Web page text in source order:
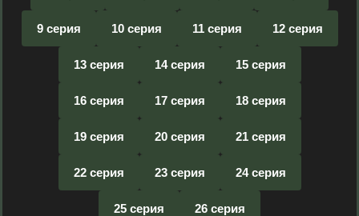
9 серия 10 серия 11 серия 12 серия
13 серия 14 серия 15 серия
16 серия 17 серия 18 серия
19 серия 20 серия 21 серия
22 серия 23 серия 24 серия
25 серия 26 серия